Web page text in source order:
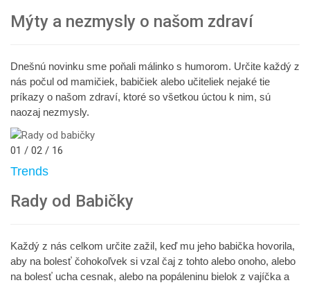
Mýty a nezmysly o našom zdraví
Dnešnú novinku sme poňali málinko s humorom. Určite každý z
nás počul od mamičiek, babičiek alebo učiteliek nejaké tie
príkazy o našom zdraví, ktoré so všetkou úctou k nim, sú
naozaj nezmysly.
01 / 02 / 16
Trends
Rady od Babičky
Každý z nás celkom určite zažil, keď mu jeho babička hovorila,
aby na bolesť čohokoľvek si vzal čaj z tohto alebo onoho, alebo
na bolesť ucha cesnak, alebo na popáleninu bielok z vajíčka a